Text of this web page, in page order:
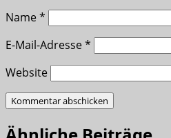
Name*
E-Mail-Adresse*
Website